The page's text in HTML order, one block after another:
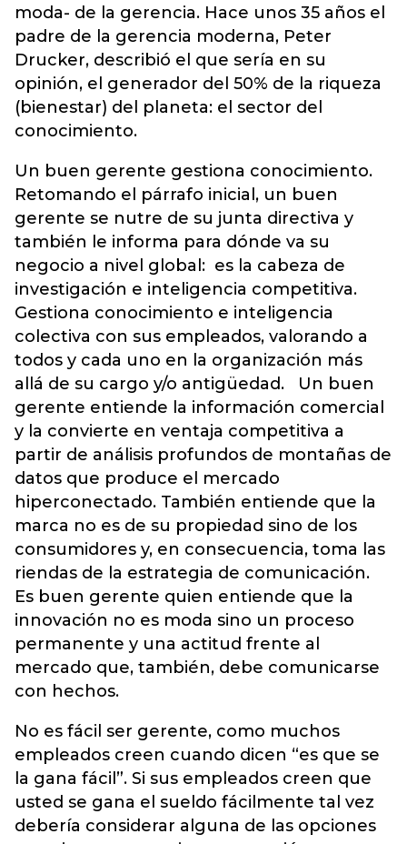
moda- de la gerencia. Hace unos 35 años el
padre de la gerencia moderna, Peter
Drucker, describió el que sería en su
opinión, el generador del 50% de la riqueza
(bienestar) del planeta: el sector del
conocimiento.
Un buen gerente gestiona conocimiento.
Retomando el párrafo inicial, un buen
gerente se nutre de su junta directiva y
también le informa para dónde va su
negocio a nivel global: es la cabeza de
investigación e inteligencia competitiva.
Gestiona conocimiento e inteligencia
colectiva con sus empleados, valorando a
todos y cada uno en la organización más
allá de su cargo y/o antigüedad. Un buen
gerente entiende la información comercial
y la convierte en ventaja competitiva a
partir de análisis profundos de montañas de
datos que produce el mercado
hiperconectado. También entiende que la
marca no es de su propiedad sino de los
consumidores y, en consecuencia, toma las
riendas de la estrategia de comunicación.
Es buen gerente quien entiende que la
innovación no es moda sino un proceso
permanente y una actitud frente al
mercado que, también, debe comunicarse
con hechos.
No es fácil ser gerente, como muchos
empleados creen cuando dicen “es que se
la gana fácil”. Si sus empleados creen que
usted se gana el sueldo fácilmente tal vez
debería considerar alguna de las opciones